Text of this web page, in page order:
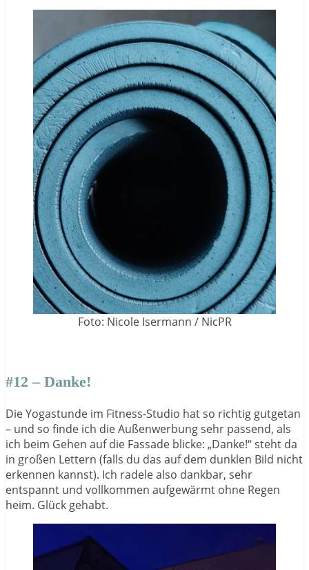
Foto: Nicole Isermann / NicPR
#12 – Danke!
Die Yogastunde im Fitness-Studio hat so richtig gutgetan
– und so finde ich die Außenwerbung sehr passend, als
ich beim Gehen auf die Fassade blicke: „Danke!“ steht da
in großen Lettern (falls du das auf dem dunklen Bild nicht
erkennen kannst). Ich radele also dankbar, sehr
entspannt und vollkommen aufgewärmt ohne Regen
heim. Glück gehabt.